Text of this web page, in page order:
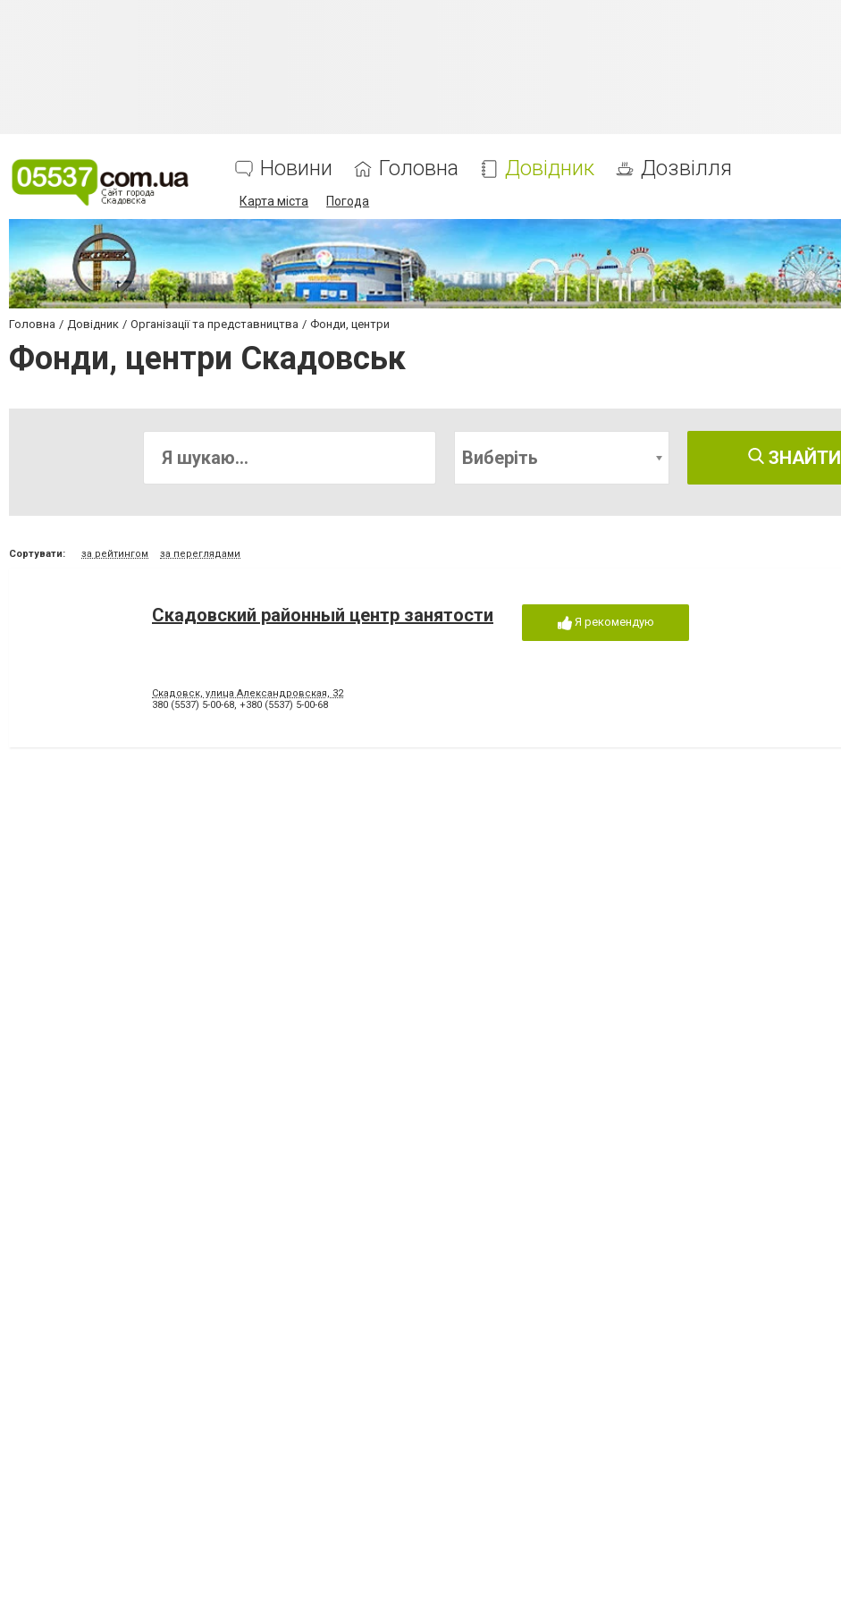
Новини Головна Довідник Дозвілля
Карта міста Погода
Головна Довідник Організації та представництва Фонди, центри
Фонди, центри Скадовськ
Виберіть ЗНАЙТИ
Сортувати: за рейтингом за переглядами
Скадовский районный центр занятости
Скадовск, улица Александровская, 32
380 (5537) 5-00-68, +380 (5537) 5-00-68
Я рекомендую